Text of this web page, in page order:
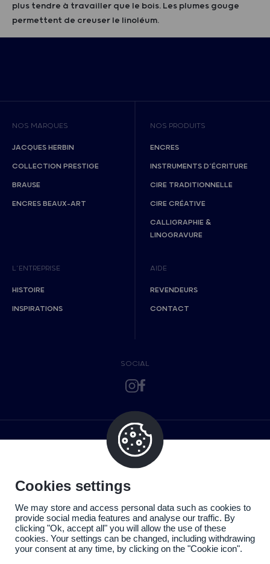
plus tendre à travailler que le bois. Les plumes gouge
permettent de creuser le linoléum.
NOS MARQUES
JACQUES HERBIN
COLLECTION PRESTIGE
BRAUSE
ENCRES BEAUX-ART
NOS PRODUITS
ENCRES
INSTRUMENTS D’ÉCRITURE
CIRE TRADITIONNELLE
CIRE CRÉATIVE
CALLIGRAPHIE &
LINOGRAVURE
L’ENTREPRISE
HISTOIRE
INSPIRATIONS
AIDE
REVENDEURS
CONTACT
SOCIAL
Cookies settings
We may store and access personal data such as cookies to
provide social media features and analyse our traffic. By
clicking "Ok, accept all" you will allow the use of these
cookies. Your settings can be changed, including withdrawing
your consent at any time, by clicking on the "Cookie icon".